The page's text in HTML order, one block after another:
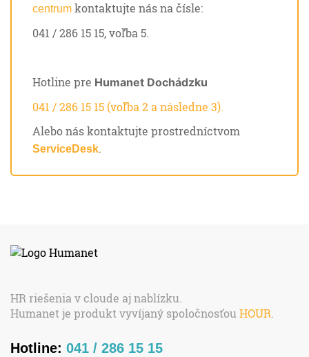
centrum kontaktujte nás na čísle:
041 / 286 15 15, voľba 5.
Hotline pre Humanet Dochádzku
041 / 286 15 15 (voľba 2 a následne 3).
Alebo nás kontaktujte prostredníctvom
ServiceDesk.
HR riešenia v cloude aj nablízku.
Humanet je produkt vyvíjaný spoločnosťou HOUR.
Hotline: 041 / 286 15 15